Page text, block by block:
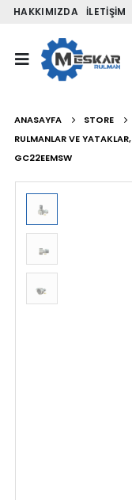
HAKKIMIZDA İLETIŞIM
ANASAYFA
STORE
RULMANLAR VE YATAKLAR,
GC22EEMSW